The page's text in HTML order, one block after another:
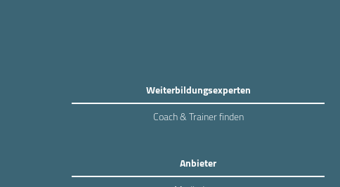
Weiterbildungsexperten
Coach & Trainer finden
Anbieter